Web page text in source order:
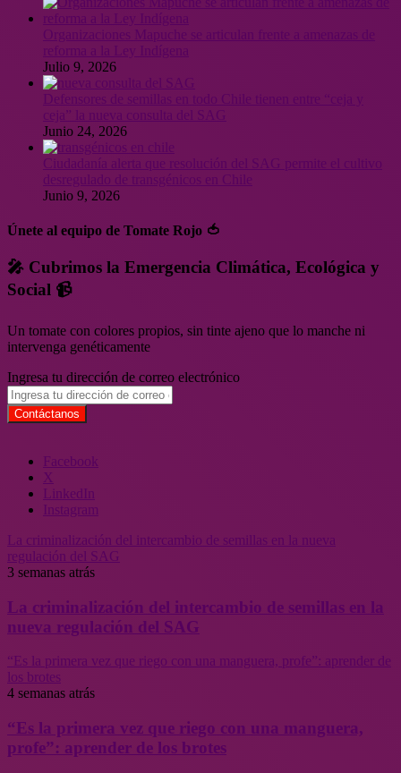
Julio 9, 2026
Junio 24, 2026
Ciudadanía alerta que resolución del SAG permite el cultivo
desregulado de transgénicos en Chile
Junio 9, 2026
Únete al equipo de Tomate Rojo 🍅
🎤 Cubrimos la Emergencia Climática, Ecológica y
Social 📹
Un tomate con colores propios, sin tinte ajeno que lo manche ni
intervenga genéticamente
Ingresa tu dirección de correo electrónico
Facebook
X
LinkedIn
Instagram
La criminalización del intercambio de semillas en la nueva
regulación del SAG
3 semanas atrás
La criminalización del intercambio de semillas en la
nueva regulación del SAG
“Es la primera vez que riego con una manguera, profe”: aprender de
los brotes
4 semanas atrás
“Es la primera vez que riego con una manguera,
profe”: aprender de los brotes